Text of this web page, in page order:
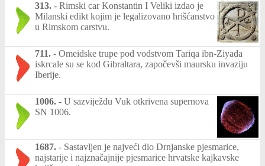
313. - Rimski car Konstantin I Veliki izdao je
Milanski edikt kojim je legalizovano hrišćanstvo
u Rimskom carstvu.
711. - Omeidske trupe pod vodstvom Tariqa ibn-Ziyada
iskrcale su se kod Gibraltara, započevši maursku invaziju
Iberije.
1006. - U sazviježđu Vuk otkrivena supernova
SN 1006.
1687. - Sastavljen je najveći dio Drnjanske pjesmarice,
najstarije i najznačajnije pjesmarice hrvatske kajkavske